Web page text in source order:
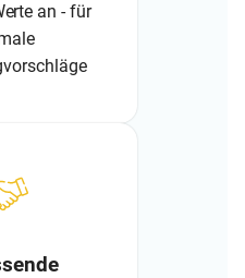
an - für